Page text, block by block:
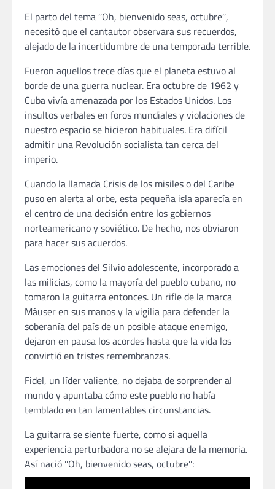
El parto del tema ʺOh, bienvenido seas, octubreʺ,
necesitó que el cantautor observara sus recuerdos,
alejado de la incertidumbre de una temporada terrible.
Fueron aquellos trece días que el planeta estuvo al
borde de una guerra nuclear. Era octubre de 1962 y
Cuba vivía amenazada por los Estados Unidos. Los
insultos verbales en foros mundiales y violaciones de
nuestro espacio se hicieron habituales. Era difícil
admitir una Revolución socialista tan cerca del
imperio.
Cuando la llamada Crisis de los misiles o del Caribe
puso en alerta al orbe, esta pequeña isla aparecía en
el centro de una decisión entre los gobiernos
norteamericano y soviético. De hecho, nos obviaron
para hacer sus acuerdos.
Las emociones del Silvio adolescente, incorporado a
las milicias, como la mayoría del pueblo cubano, no
tomaron la guitarra entonces. Un rifle de la marca
Máuser en sus manos y la vigilia para defender la
soberanía del país de un posible ataque enemigo,
dejaron en pausa los acordes hasta que la vida los
convirtió en tristes remembranzas.
Fidel, un líder valiente, no dejaba de sorprender al
mundo y apuntaba cómo este pueblo no había
temblado en tan lamentables circunstancias.
La guitarra se siente fuerte, como si aquella
experiencia perturbadora no se alejara de la memoria.
Así nació ʺOh, bienvenido seas, octubreʺ: